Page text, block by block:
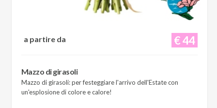
€ 44
a partire da
Mazzo di girasoli
Mazzo di girasoli: per festeggiare l'arrivo dell'Estate con
un'esplosione di colore e calore!